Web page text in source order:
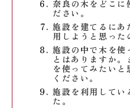
奈良の木をどこに
ださい。
施設を建てるにあ
用しようと思った
施設の中で木を使
とはありますか
を使ってみたいと
ください。
施設を利用してい
た。